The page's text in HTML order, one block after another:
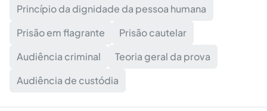
Princípio da dignidade da pessoa humana
Prisão em flagrante
Prisão cautelar
Audiência criminal
Teoria geral da prova
Audiência de custódia